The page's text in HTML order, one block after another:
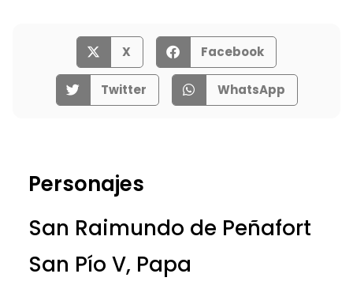
Personajes
San Raimundo de Peñafort
San Pío V, Papa
X Facebook
Twitter WhatsApp